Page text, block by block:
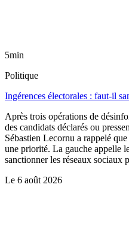
5min
Politique
Ingérences électorales : faut-il
Après trois opérations de
des candidats déclarés ou
Sébastien Lecornu a rappelé
une priorité. La gauche appelle
sanctionner les réseaux sociaux
Le 6 août 2026